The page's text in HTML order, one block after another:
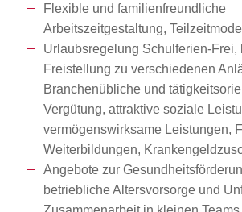
Flexible und familienfreundliche
Arbeitszeitgestaltung,
Urlaubsregelung Schulferien-Frei,
Freistellung zu verschiedenen
Branchenübliche und
Vergütung, attraktive soziale
vermögenswirksame Leistungen,
Weiterbildungen,
Angebote zur
betriebliche Altersvorsorge und